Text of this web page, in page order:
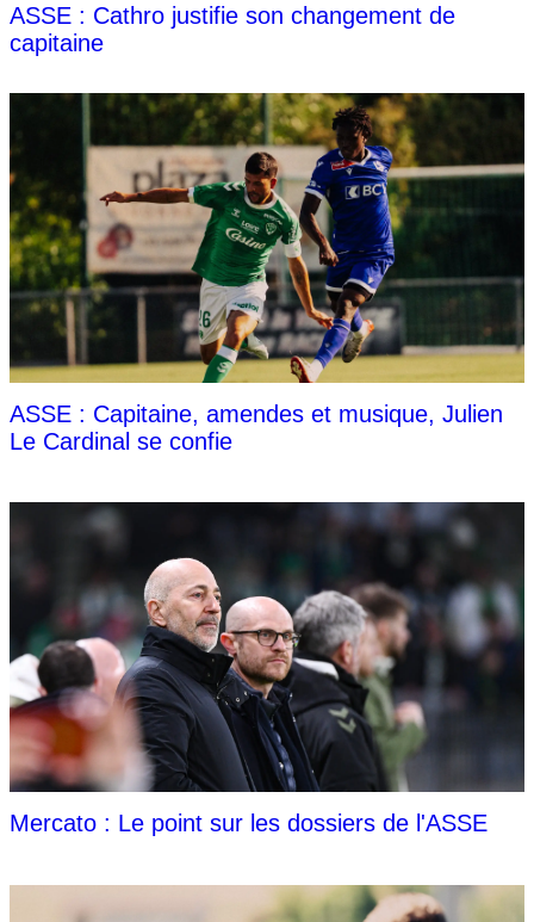
ASSE : Cathro justifie son changement de
capitaine
ASSE : Capitaine, amendes et musique, Julien
Le Cardinal se confie
Mercato : Le point sur les dossiers de l'ASSE